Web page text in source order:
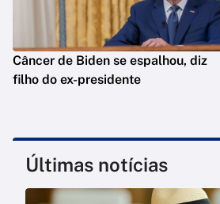
Câncer de Biden se espalhou, diz
filho do ex-presidente
Últimas notícias